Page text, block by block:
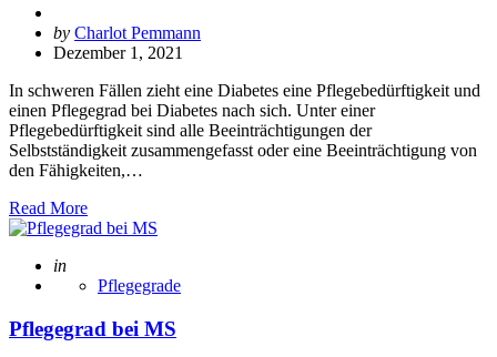
Posted
by
by Charlot Pemmann
Dezember 1, 2021
In schweren Fällen zieht eine Diabetes eine Pflegebedürftigkeit und
einen Pflegegrad bei Diabetes nach sich. Unter einer
Pflegebedürftigkeit sind alle Beeinträchtigungen der
Selbstständigkeit zusammengefasst oder eine Beeinträchtigung von
den Fähigkeiten,…
Read More
Posted
in
Pflegegrade
Pflegegrad bei MS